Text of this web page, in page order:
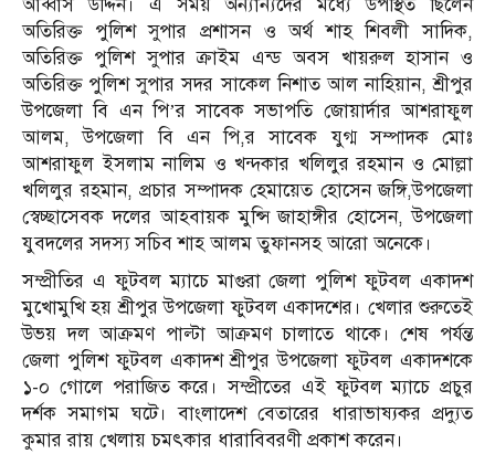
আব্বাস উদ্দিন। এ সময় অন্যান্যদের মধ্যে উপস্থিত ছিলেন
অতিরিক্ত পুলিশ সুপার প্রশাসন ও অর্থ শাহ শিবলী সাদিক,
অতিরিক্ত পুলিশ সুপার ক্রাইম এন্ড অবস খায়রুল হাসান ও
অতিরিক্ত পুলিশ সুপার সদর সাকেল নিশাত আল নাহিয়ান, শ্রীপুর
উপজেলা বি এন পি’র সাবেক সভাপতি জোয়ার্দার আশরাফুল
আলম, উপজেলা বি এন পি,র সাবেক যুগ্ম সম্পাদক মোঃ
আশরাফুল ইসলাম নালিম ও খন্দকার খলিলুর রহমান ও মোল্লা
খলিলুর রহমান, প্রচার সম্পাদক হেমায়েত হোসেন জঙ্গি,উপজেলা
স্বেচ্ছাসেবক দলের আহবায়ক মুন্সি জাহাঙ্গীর হোসেন, উপজেলা
যুবদলের সদস্য সচিব শাহ আলম তুফানসহ আরো অনেকে।
সম্প্রীতির এ ফুটবল ম্যাচে মাগুরা জেলা পুলিশ ফুটবল একাদশ
মুখোমুখি হয় শ্রীপুর উপজেলা ফুটবল একাদশের। খেলার শুরুতেই
উভয় দল আক্রমণ পাল্টা আক্রমণ চালাতে থাকে। শেষ পর্যন্ত
জেলা পুলিশ ফুটবল একাদশ শ্রীপুর উপজেলা ফুটবল একাদশকে
১-০ গোলে পরাজিত করে। সম্প্রীতের এই ফুটবল ম্যাচে প্রচুর
দর্শক সমাগম ঘটে। বাংলাদেশ বেতারের ধারাভাষ্যকর প্রদ্যুত
কুমার রায় খেলায় চমৎকার ধারাবিবরণী প্রকাশ করেন।